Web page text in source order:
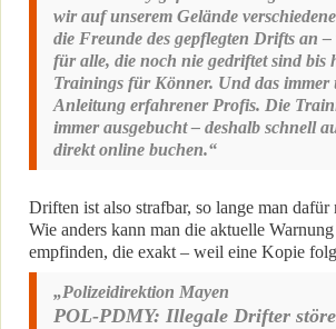
wir auf unserem Gelände
die Freunde des gepflegten Drifts an
für alle, die noch nie gedriftet sind bis
Trainings für Könner. Und das immer
Anleitung erfahrener Profis. Die
immer ausgebucht – deshalb schnell
direkt online buchen.“
Driften ist also strafbar, so lange man
Wie anders kann man die aktuelle
empfinden, die exakt – weil eine Kopie
„Polizeidirektion Mayen
POL-PDMY: Illegale Drifter